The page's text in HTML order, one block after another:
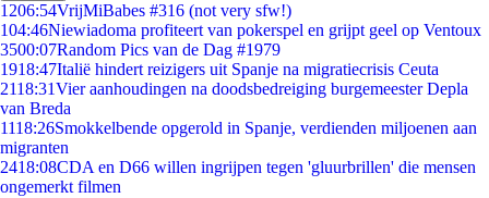
1206:54VrijMiBabes #316 (not very sfw!)
104:46Niewiadoma profiteert van pokerspel en grijpt geel op Ventoux
3500:07Random Pics van de Dag #1979
1918:47Italië hindert reizigers uit Spanje na migratiecrisis Ceuta
2118:31Vier aanhoudingen na doodsbedreiging burgemeester Depla
van Breda
1118:26Smokkelbende opgerold in Spanje, verdienden miljoenen aan
migranten
2418:08CDA en D66 willen ingrijpen tegen 'gluurbrillen' die mensen
ongemerkt filmen